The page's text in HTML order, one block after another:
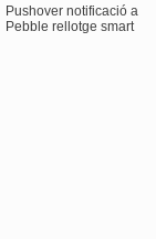
Pushover notificació a
Pebble rellotge smart